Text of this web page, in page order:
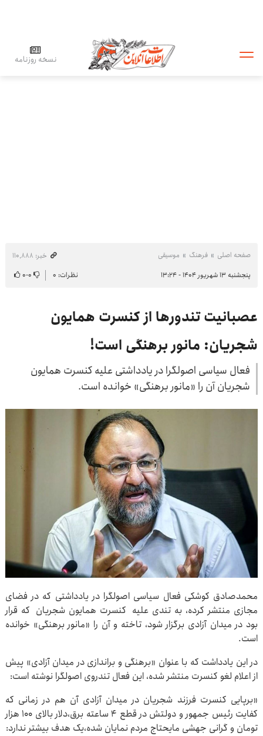
نسخه روزنامه
صفحه اصلی فرهنگ موسیقی
خبر: ۱۱۰٬۸۸۸
پنجشنبه ۱۳ شهریور ۱۴۰۴ - ۱۳:۲۴
نظرات: ۰ ۰-۰
عصبانیت تندورها از کنسرت همایون
شجریان: مانور برهنگی است!
فعال سیاسی اصولگرا در یادداشتی علیه کنسرت همایون
شجریان آن را «مانور برهنگی» خوانده است.
محمدصادق کوشکی فعال سیاسی اصولگرا در یادداشتی که در فضای
مجازی منتشر کرده، به تندی علیه کنسرت همایون شجریان که قرار
بود در میدان آزادی برگزار شود، تاخته و آن را «مانور برهنگی» خوانده
است.
در این یادداشت که با عنوان «برهنگی و براندازی در میدان آزادی» پیش
از اعلام لغو کنسرت منتشر شده، این فعال تندروی اصولگرا نوشته است:
«برپایی کنسرت فرزند شجریان در میدان آزادی آن هم در زمانی که
کفایت رئیس جمهور و دولتش در قطع ۴ ساعته برق،دلار بالای ۱۰۰ هزار
تومان و گرانی جهشی مایحتاج مردم نمایان شده،یک هدف بیشتر ندارد: